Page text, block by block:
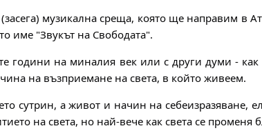
музикална среща, която ще направим в
име "Звукът на Свободата".
години на миналия век или с други думи - как
на възприемане на света, в който живеем.
сутрин, а живот и начин на себеизразяване,
на света, но най-вече как света се променя